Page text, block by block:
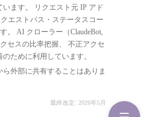
ます。 リクエスト元 IP アド
エストパス・ステータスコー
。 AI クローラー（ClaudeBot,
セスの比率把握、 不正アクセ
ために利用しています。
外部に共有することはありま
最終改定: 2026年5月